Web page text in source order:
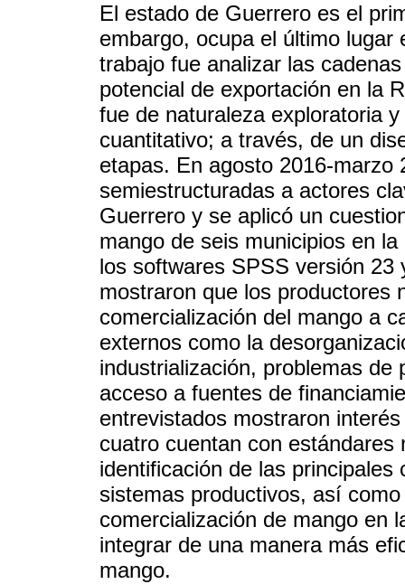
El estado de Guerrero es el
embargo, ocupa el último
trabajo fue analizar las
potencial de exportación en la
fue de naturaleza exploratoria
cuantitativo; a través, de un
etapas. En agosto 2016-marzo
semiestructuradas a actores
Guerrero y se aplicó un
mango de seis municipios en
los softwares SPSS versión
mostraron que los productores
comercialización del mango a
externos como la
industrialización, problemas de
acceso a fuentes de
entrevistados mostraron
cuatro cuentan con
identificación de las
sistemas productivos, así
comercialización de mango en
integrar de una manera más
mango.